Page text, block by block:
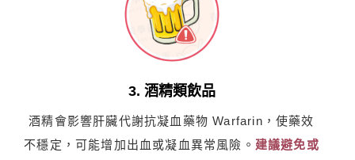
3. 酒精類飲品
酒精會影響肝臟代謝抗凝血藥物 Warfarin，使藥效
不穩定，可能增加出血或凝血異常風險。 建議避免或